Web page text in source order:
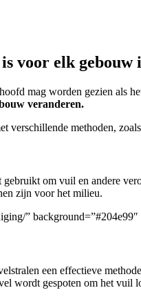
voor elk gebouw
mag worden gezien als
veranderen.
verschillende methoden, zoals
om vuil en andere
zijn voor het milieu.
”
een effectieve
wordt gespoten om het vuil